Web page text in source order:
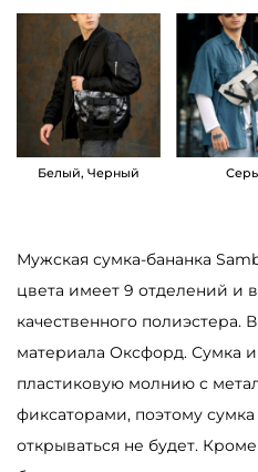
о
в
а
р
а
С
к
а
-
б
а
н
а
Белый, Черный
Мужская сумка-бананка
цвета имеет 9 отделений и
качественного полиэстера.
материала Оксфорд. Сумка
пластиковую молнию с
фиксаторами, поэтому
открываться не будет.